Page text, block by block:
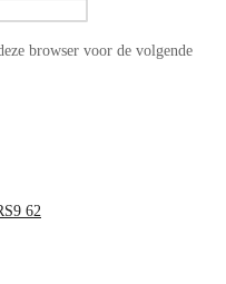
browser voor de volgende